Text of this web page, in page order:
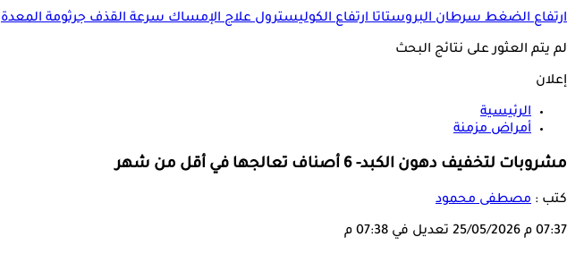
ارتفاع الضغطسرطان البروستاتاارتفاع الكوليسترولعلاج الإمساكسرعة القذفجرثومة المعدة
لم يتم العثور على نتائج البحث
إعلان
الرئيسية
أمراض مزمنة
مشروبات لتخفيف دهون الكبد- 6 أصناف تعالجها في أقل من شهر
كتب : مصطفى محمود
07:37 م 25/05/2026 تعديل في 07:38 م